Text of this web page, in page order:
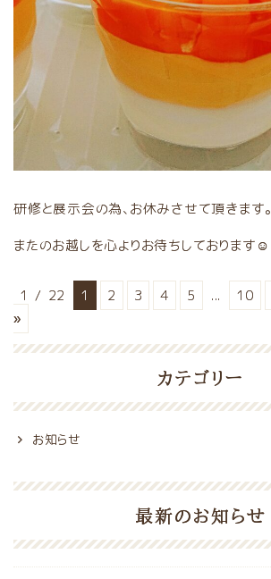
研修と展示会の為、お休みさせて頂きます。
またのお越しを心よりお待ちしております☺️
1 / 22 1 2 3 4 5 ... 10
»
カテゴリー
お知らせ
最新のお知らせ